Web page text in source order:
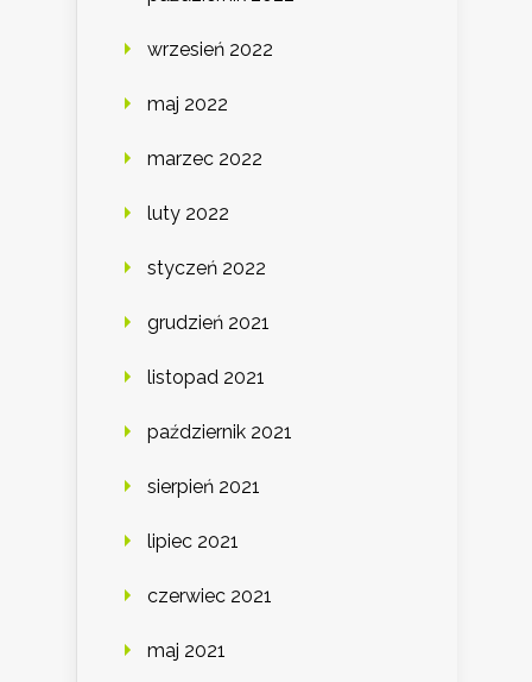
wrzesień 2022
maj 2022
marzec 2022
luty 2022
styczeń 2022
grudzień 2021
listopad 2021
październik 2021
sierpień 2021
lipiec 2021
czerwiec 2021
maj 2021